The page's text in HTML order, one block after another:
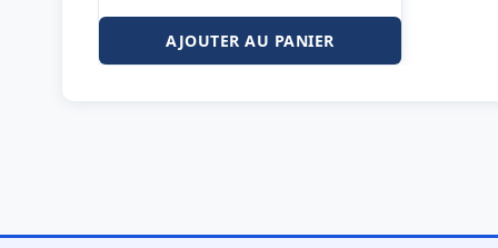
AJOUTER AU PANIER